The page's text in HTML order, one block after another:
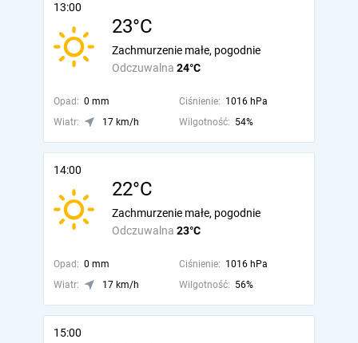
13:00
23°C
Odczuwalna 24°C
Zachmurzenie małe, pogodnie
Opad: 0 mm Ciśnienie: 1016 hPa
Wiatr:
17 km/h Wilgotność: 54%
14:00
22°C
Odczuwalna 23°C
Zachmurzenie małe, pogodnie
Opad: 0 mm Ciśnienie: 1016 hPa
Wiatr:
17 km/h Wilgotność: 56%
15:00